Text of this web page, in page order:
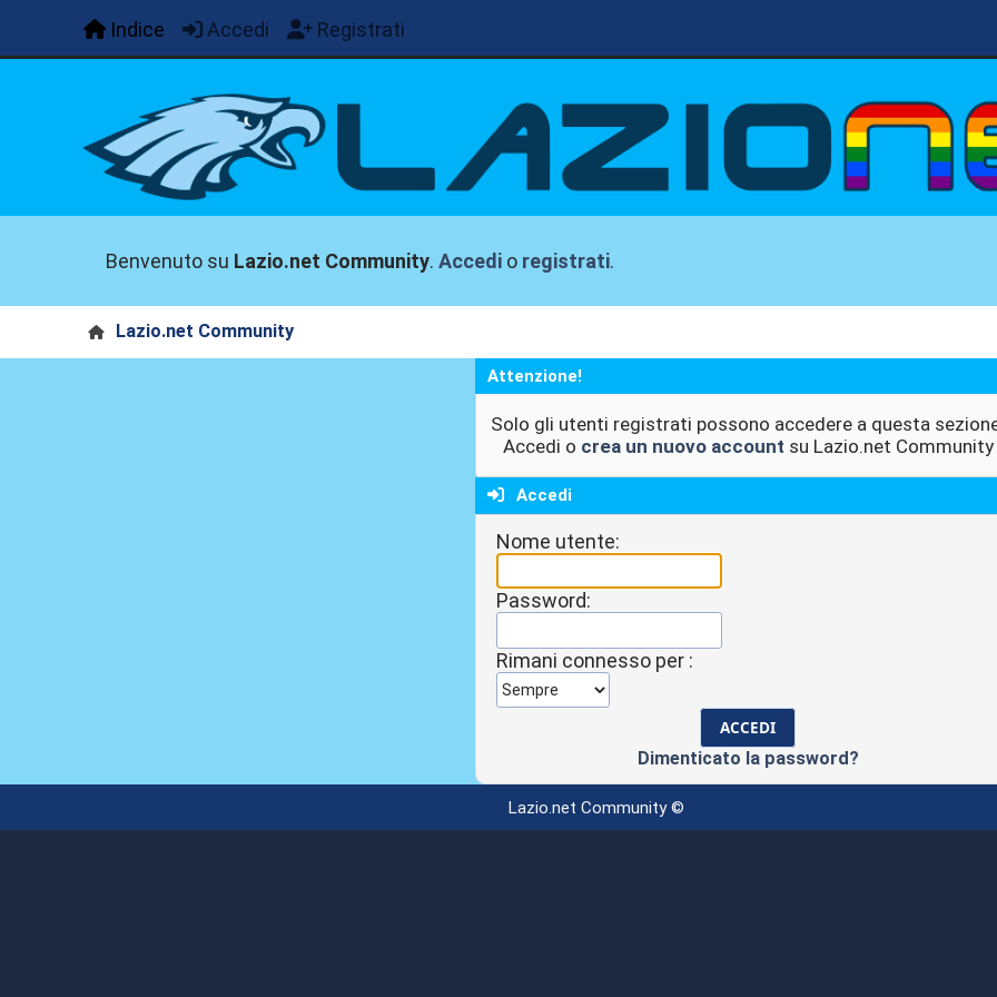
Indice Accedi Registrati
Benvenuto su Lazio.net Community.Accedi o registrati.
Lazio.net Community
Attenzione!
Solo gli utenti registrati possono accedere a questa
Accedi o crea un nuovo account su Lazio.net Community
Accedi
Nome utente:
Password:
Rimani connesso per :
Dimenticato la password?
Lazio.net Community ©